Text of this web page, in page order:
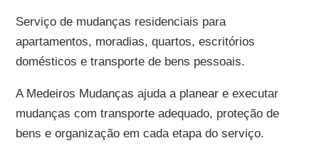
Serviço de mudanças residenciais para
apartamentos, moradias, quartos, escritórios
domésticos e transporte de bens pessoais.
A Medeiros Mudanças ajuda a planear e executar
mudanças com transporte adequado, proteção de
bens e organização em cada etapa do serviço.